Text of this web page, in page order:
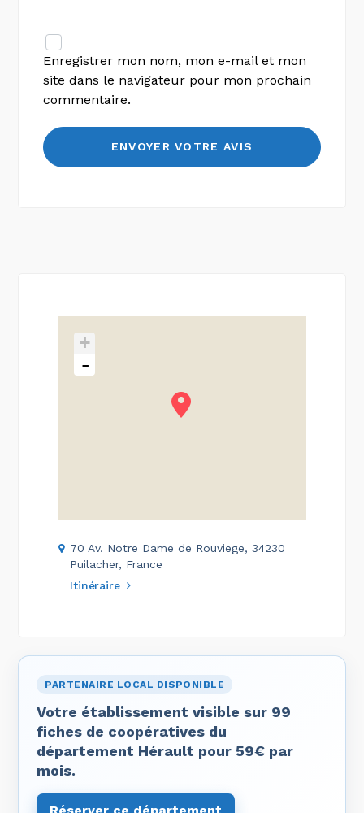
Enregistrer mon nom, mon e-mail et mon
site dans le navigateur pour mon prochain
commentaire.
+
-
70 Av. Notre Dame de Rouviege, 34230
Puilacher, France
Itinéraire
PARTENAIRE LOCAL DISPONIBLE
Votre établissement visible sur 99
fiches de coopératives du
département Hérault pour 59€ par
mois.
Réserver ce département